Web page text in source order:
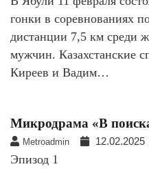
гонки в соревнованиях
дистанции 7,5 км среди
мужчин. Казахстанские
Киреев и Вадим…
Микродрама «В
Metroadmin 12.02.2025
Эпизод 1